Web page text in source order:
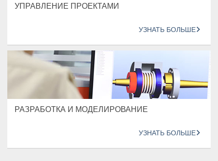
УПРАВЛЕНИЕ ПРОЕКТАМИ
УЗНАТЬ БОЛЬШЕ
РАЗРАБОТКА И МОДЕЛИРОВАНИЕ
УЗНАТЬ БОЛЬШЕ